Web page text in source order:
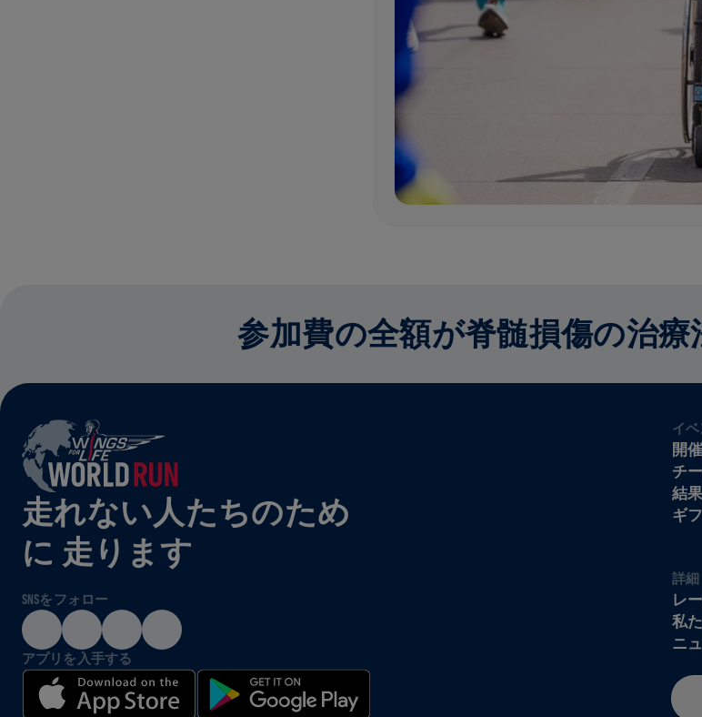
参加費の全額が脊髄損傷の治
走れない人たちのため
に 走ります
SNSをフォロー
アプリを入手する
イベ
開
チ
結果
ギ
詳細
レ
私
ニ